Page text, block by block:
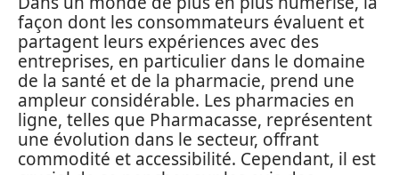
façon dont les consommateurs évaluent et
partagent leurs expériences avec des
entreprises, en particulier dans le domaine
de la santé et de la pharmacie, prend une
ampleur considérable. Les pharmacies en
ligne, telles que Pharmacasse, représentent
une évolution dans le secteur, offrant
commodité et accessibilité. Cependant, il est